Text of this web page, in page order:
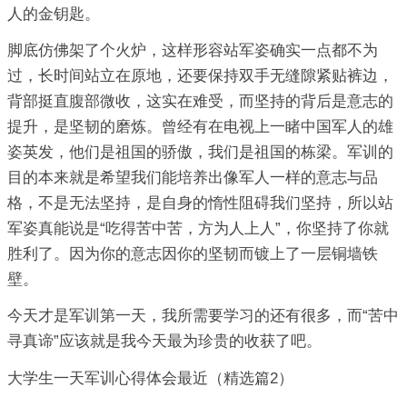
人的金钥匙。
脚底仿佛架了个火炉，这样形容站军姿确实一点都不为
过，长时间站立在原地，还要保持双手无缝隙紧贴裤边，
背部挺直腹部微收，这实在难受，而坚持的背后是意志的
提升，是坚韧的磨炼。曾经有在电视上一睹中国军人的雄
姿英发，他们是祖国的骄傲，我们是祖国的栋梁。军训的
目的本来就是希望我们能培养出像军人一样的意志与品
格，不是无法坚持，是自身的惰性阻碍我们坚持，所以站
军姿真能说是“吃得苦中苦，方为人上人”，你坚持了你就
胜利了。因为你的意志因你的坚韧而镀上了一层铜墙铁
壁。
今天才是军训第一天，我所需要学习的还有很多，而“苦中
寻真谛”应该就是我今天最为珍贵的收获了吧。
大学生一天军训心得体会最近（精选篇2）